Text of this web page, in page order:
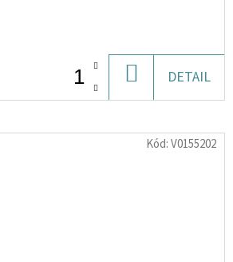
KOŠÍKU
DETAIL
Kód:V0155202